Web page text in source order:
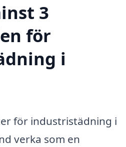
3
för
i
för industristädning i
verka som en